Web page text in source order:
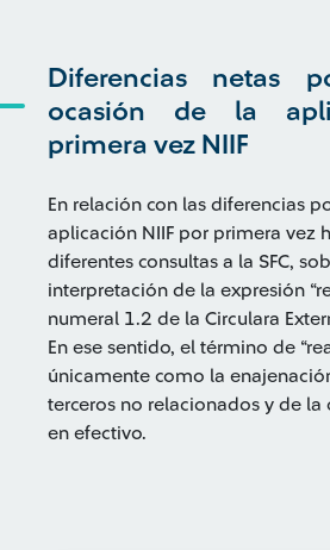
Diferencias netas
ocasión de la
primera vez NIIF
En relación con las diferencias
aplicación NIIF por primera vez
diferentes consultas a la SFC,
interpretación de la expresión
numeral 1.2 de la Circulara
En ese sentido, el término de
únicamente como la
terceros no relacionados y de la
en efectivo.